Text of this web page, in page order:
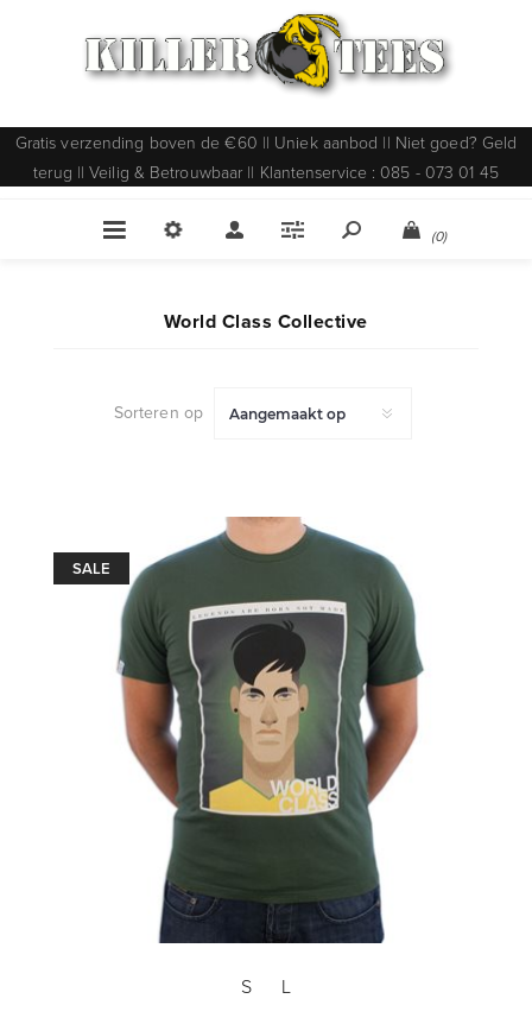
Gratis verzending boven de €60 || Uniek aanbod || Niet goed? Geld
terug || Veilig & Betrouwbaar || Klantenservice : 085 - 073 01 45
(0)
World Class Collective
Sorteren op
SALE
S L